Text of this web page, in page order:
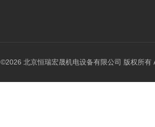
©2026 北京恒瑞宏晟机电设备有限公司 版权所有